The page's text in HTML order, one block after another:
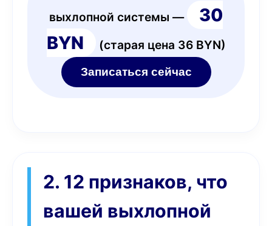
выхлопной системы —
30
BYN
(старая цена 36 BYN)
Записаться сейчас
2. 12 признаков, что
вашей выхлопной